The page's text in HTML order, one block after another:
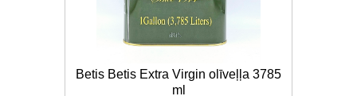
Betis Betis Extra Virgin olīveļļa 3785
ml